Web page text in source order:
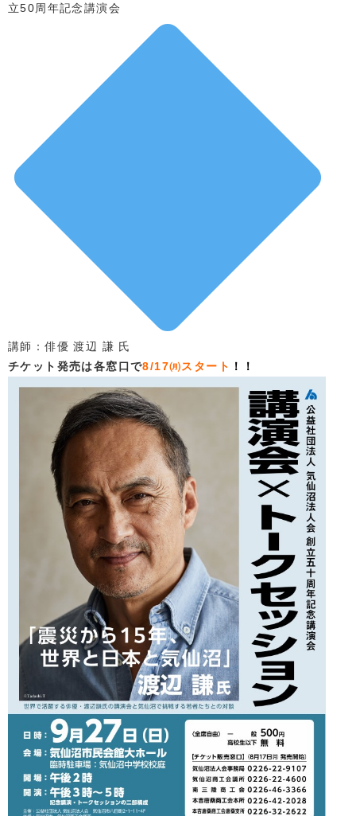
立50周年記念講演会
講師：俳優 渡辺 謙 氏
チケット発売は各窓口で8/17㈪スタート ！！